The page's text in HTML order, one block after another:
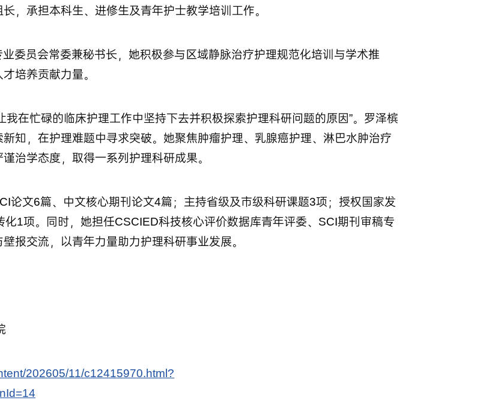
，承担本科生、进修生及青年护士教学培训工作。
委员会常委兼秘书长，她积极参与区域静脉治疗护理规范化培训与学术推
培养贡献力量。
我在忙碌的临床护理工作中坚持下去并积极探索护理科研问题的原因”。罗泽槟
知，在护理难题中寻求突破。她聚焦肿瘤护理、乳腺癌护理、淋巴水肿治疗
治学态度，取得一系列护理科研成果。
论文6篇、中文核心期刊论文4篇；主持省级及市级科研课题3项；授权国家发
1项。同时，她担任CSCIED科技核心评价数据库青年评委、SCI期刊审稿专
报交流，以青年力量助力护理科研事业发展。
202605/11/c12415970.html?